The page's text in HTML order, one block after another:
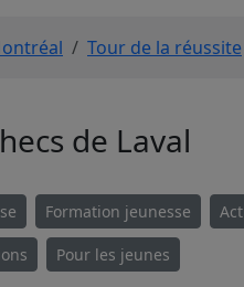
Tour de la réussite
de Laval
Formation jeunesse
Pour les jeunes